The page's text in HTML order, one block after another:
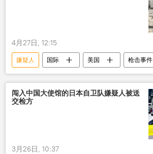
4月27日, 12:15
嫌疑人 国际 美国
枪击事件
乌克兰冲突
闯入中国大使馆的日本自卫队嫌疑人被送
交检方
3月26日, 10:37